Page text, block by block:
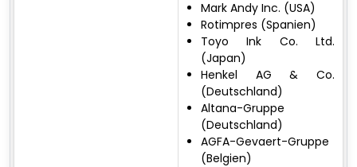
Mark Andy Inc. (USA)
Rotimpres (Spanien)
Toyo Ink Co. Ltd.
(Japan)
Henkel AG & Co.
(Deutschland)
Altana-Gruppe
(Deutschland)
AGFA-Gevaert-Gruppe
(Belgien)